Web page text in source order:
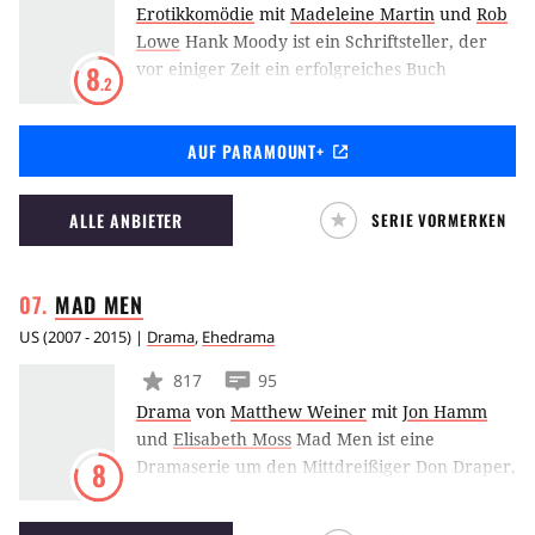
8.2
Erotikkomödie mit Madeleine Martin und Rob
Lowe Hank Moody ist ein Schriftsteller, der
vor einiger Zeit ein erfolgreiches Buch
Doch seit seine Frau ihn zusammen mit der
Tochter verlassen und sein Talent zu
schwinden scheint, bekämpft er seinen
Kummer mit Alkohol und Bettgeschichten.
Nebenher versucht er ständig, seine Familie
AUF PARAMOUNT+
ALLE ANBIETER SERIE VORMERKEN
MAD MEN
US(2007 - 2015) | Drama, Ehedrama
8
817
95
Drama von Matthew Weiner mit Jon Hamm
und Elisabeth Moss Mad Men ist eine
Dramaserie um den Mittdreißiger Don Draper,
Werbeagentur Sterling Cooper ist. Die Serie